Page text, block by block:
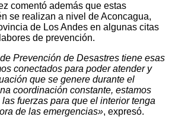
comentó además que estas
se realizan a nivel de Aconcagua,
de Los Andes en algunas citas
de prevención.
Prevención de Desastres tiene esas
conectados para poder atender y
que se genere durante el
coordinación constante, estamos
fuerzas para que el interior tenga
de las emergencias», expresó.